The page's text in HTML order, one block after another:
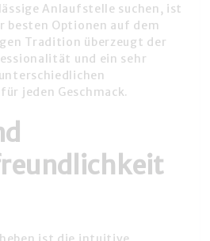
Anlaufstelle suchen, ist
besten Optionen auf dem
Tradition überzeugt der
und ein sehr
jeden Geschmack.